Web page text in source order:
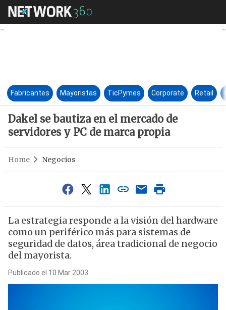
Dakel se bautiza en el
Fabricantes Mayoristas TicPymes Corporate Retail
Dakel se bautiza en el mercado de
servidores y PC de marca propia
Home Negocios
La estrategia responde a la visión del hardware
como un periférico más para sistemas de
seguridad de datos, área tradicional de negocio
del mayorista.
Publicado el 10 Mar 2003